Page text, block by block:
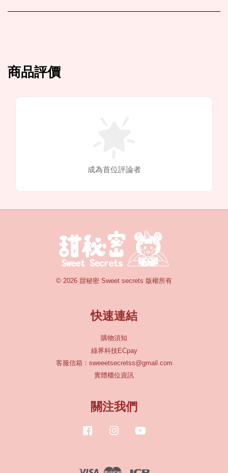
商品評價
成為首位評論者
© 2026 甜秘密 Sweet secrets 版權所有
快速連結
購物須知
綠界科技ECpay
客服信箱：sweeetsecretss@gmail.com
實體櫃位資訊
關注我們
Facebook Instagram
Visa Master